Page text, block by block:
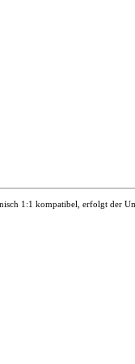
1:1 kompatibel, erfolgt der